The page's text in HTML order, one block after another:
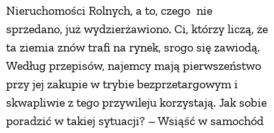
Nieruchomości Rolnych, a to, czego nie
sprzedano, już wydzierżawiono. Ci, którzy liczą, że
ta ziemia znów trafi na rynek, srogo się zawiodą.
Według przepisów, najemcy mają pierwszeństwo
przy jej zakupie w trybie bezprzetargowym i
skwapliwie z tego przywileju korzystają. Jak sobie
poradzić w takiej sytuacji? – Wsiąść w samochód